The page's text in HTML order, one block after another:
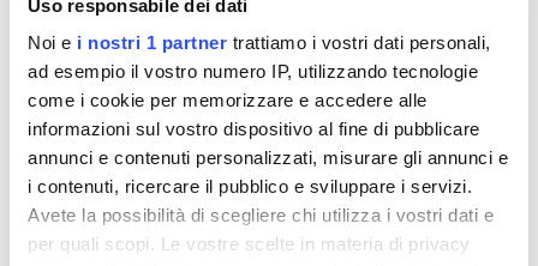
Uso responsabile dei dati
Noi e i nostri 1 partner trattiamo i vostri dati personali,
ad esempio il vostro numero IP, utilizzando tecnologie
come i cookie per memorizzare e accedere alle
informazioni sul vostro dispositivo al fine di pubblicare
annunci e contenuti personalizzati, misurare gli annunci e
i contenuti, ricercare il pubblico e sviluppare i servizi.
Avete la possibilità di scegliere chi utilizza i vostri dati e
per quali scopi. Le vostre scelte in materia di privacy